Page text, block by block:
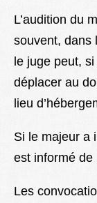
L’audition du
souvent, dans
le juge peut,
déplacer au
lieu
Si le majeur a
est informé de
Les